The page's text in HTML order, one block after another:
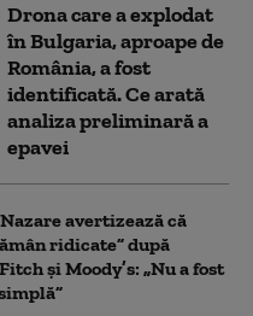
Drona care a explodat
în Bulgaria, aproape de
România, a fost
identificată. Ce arată
analiza preliminară a
epavei
avertizează că
ridicate” după
și Moody’s: „Nu a fost